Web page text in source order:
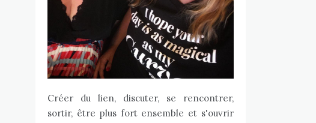
Créer du lien, discuter, se rencontrer,
sortir, être plus fort ensemble et s'ouvrir